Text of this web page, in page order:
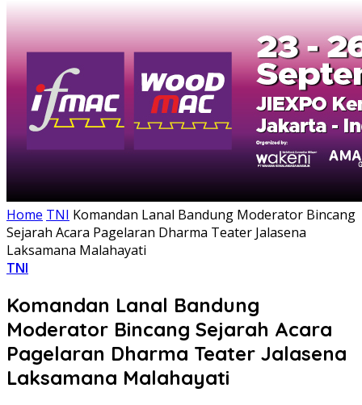
Home TNI Komandan Lanal Bandung Moderator Bincang
Sejarah Acara Pagelaran Dharma Teater Jalasena
Laksamana Malahayati
TNI
Komandan Lanal Bandung
Moderator Bincang Sejarah Acara
Pagelaran Dharma Teater Jalasena
Laksamana Malahayati